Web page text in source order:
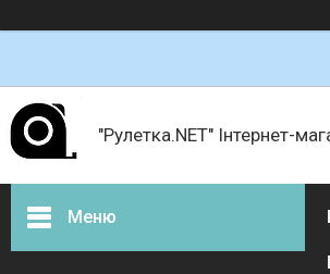
"Рулетка.NET" Інтернет-
Меню